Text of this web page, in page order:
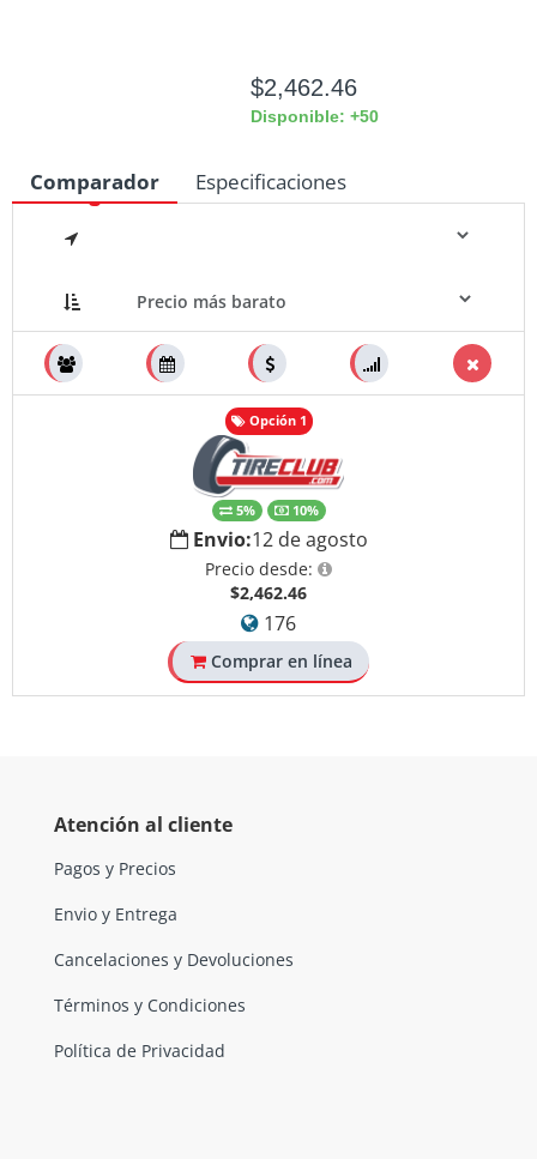
$2,462.46
Disponible: +50
Comparador Especificaciones
Opción 1
5% 10%
Envio:12 de agosto
Precio desde:
$2,462.46
176
Comprar en línea
Atención al cliente
Pagos y Precios
Envio y Entrega
Cancelaciones y Devoluciones
Términos y Condiciones
Política de Privacidad